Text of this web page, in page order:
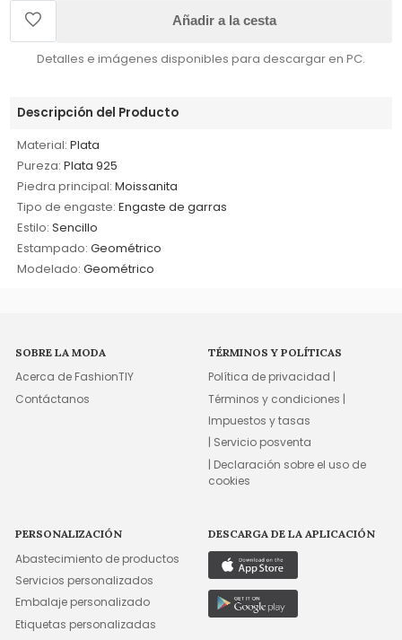
Añadir a la cesta
Detalles e imágenes disponibles para descargar en PC.
Descripción del Producto
Material: Plata
Pureza: Plata 925
Piedra principal: Moissanita
Tipo de engaste: Engaste de garras
Estilo: Sencillo
Estampado: Geométrico
Modelado: Geométrico
SOBRE LA MODA
Acerca de FashionTIY
Contáctanos
TÉRMINOS Y POLÍTICAS
Política de privacidad |
Términos y condiciones |
Impuestos y tasas
| Servicio posventa
| Declaración sobre el uso de
cookies
PERSONALIZACIÓN
Abastecimiento de productos
Servicios personalizados
Embalaje personalizado
Etiquetas personalizadas
DESCARGA DE LA APLICACIÓN